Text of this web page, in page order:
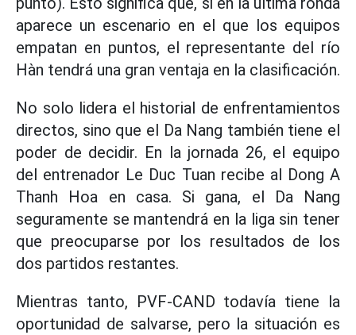
aparece un escenario en el que los equipos
empatan en puntos, el representante del río
Hàn tendrá una gran ventaja en la clasificación.
No solo lidera el historial de enfrentamientos
directos, sino que el Da Nang también tiene el
poder de decidir. En la jornada 26, el equipo
del entrenador Le Duc Tuan recibe al Dong A
Thanh Hoa en casa. Si gana, el Da Nang
seguramente se mantendrá en la liga sin tener
que preocuparse por los resultados de los
dos partidos restantes.
Mientras tanto, PVF-CAND todavía tiene la
oportunidad de salvarse, pero la situación es